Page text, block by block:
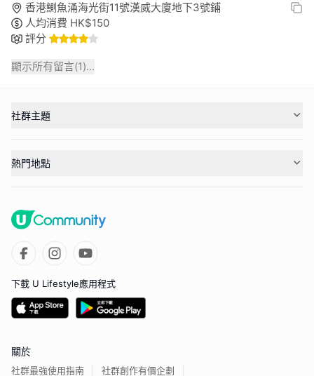
香港鰂魚涌海光街11號漢威大廈地下3號鋪
人均消費 HK$150
評分
顯示所有留言(1)...
社群主題
熱門地點
下載 U Lifestyle應用程式
關於
社群最強使用指南 社群創作有價企劃